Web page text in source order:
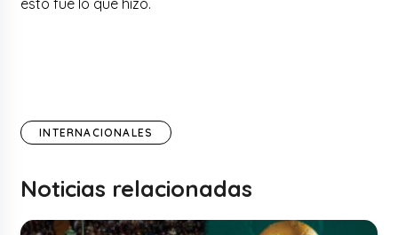
INTERNACIONALES
Noticias relacionadas